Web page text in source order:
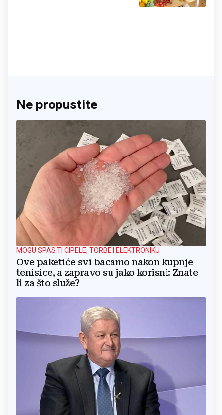
Ne propustite
MOGU SPASITI CIPELE, TORBE I ELEKTRONIKU
Ove paketiće svi bacamo nakon kupnje
tenisice, a zapravo su jako korisni: Znate
li za što služe?